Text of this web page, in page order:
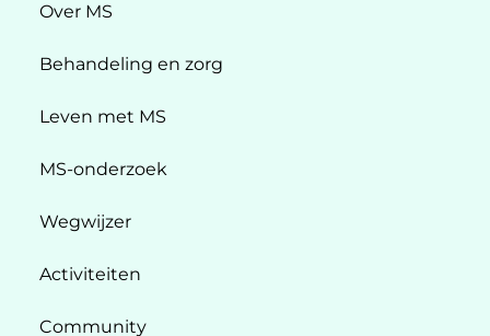
Over MS
Behandeling en zorg
Leven met MS
MS-onderzoek
Wegwijzer
Activiteiten
Community